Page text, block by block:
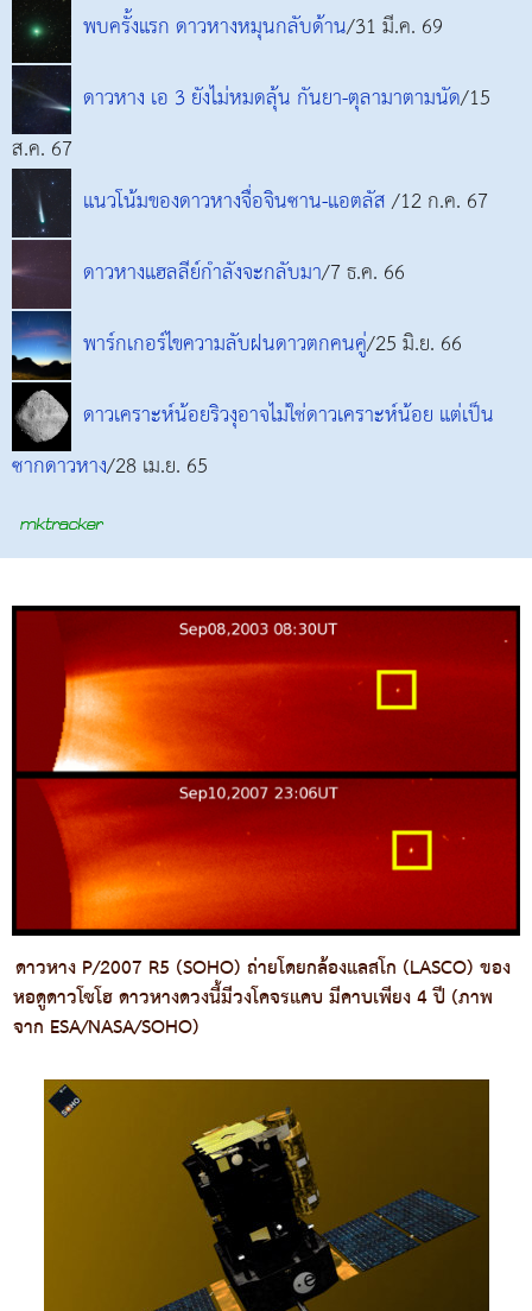
พบครั้งแรก ดาวหางหมุนกลับด้าน/31 มี.ค. 69
ดาวหาง เอ 3 ยังไม่หมดลุ้น กันยา-ตุลามาตามนัด/15
ส.ค. 67
แนวโน้มของดาวหางจื่อจินซาน-แอตลัส/12 ก.ค. 67
ดาวหางแฮลลีย์กำลังจะกลับมา/7 ธ.ค. 66
พาร์กเกอร์ไขความลับฝนดาวตกคนคู่/25 มิ.ย. 66
ดาวเคราะห์น้อยริวงุอาจไม่ใช่ดาวเคราะห์น้อย แต่เป็น
ซากดาวหาง/28 เม.ย. 65
ดาวหาง P/2007 R5 (SOHO) ถ่ายโดยกล้องแลสโก (LASCO) ของ
หอดูดาวโซโฮ ดาวหางดวงนี้มีวงโคจรแคบ มีคาบเพียง 4 ปี (ภาพ
จาก ESA/NASA/SOHO)